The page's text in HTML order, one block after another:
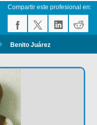
Compartir este profesional en:
Benito Juárez